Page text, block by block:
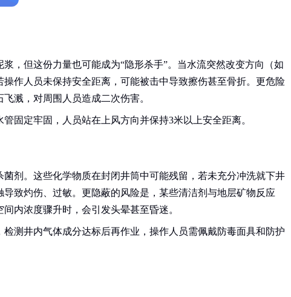
，但这份力量也可能成为“隐形杀手”。当水流突然改变方向（如
作人员未保持安全距离，可能被击中导致擦伤甚至骨折。更危险
溅，对周围人员造成二次伤害。
固定牢固，人员站在上风方向并保持3米以上安全距离。
剂。这些化学物质在封闭井筒中可能残留，若未充分冲洗就下井
致灼伤、过敏。更隐蔽的风险是，某些清洁剂与地层矿物反应
内浓度骤升时，会引发头晕甚至昏迷。
检测井内气体成分达标后再作业，操作人员需佩戴防毒面具和防护